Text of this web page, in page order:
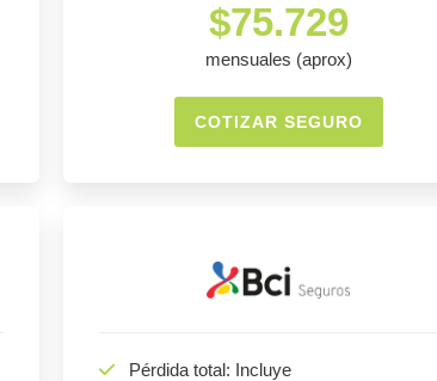
$75.729
mensuales (aprox)
COTIZAR SEGURO
Pérdida total: Incluye